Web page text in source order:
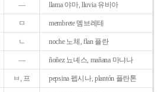
― llama 야마, lluvia 유비아
ㅁ membrete 멤브레테
ㄴ noche 노체, flan 플란
― ñoñez 뇨녜스, mañana 마냐나
ㅂ, 프 pepsina 펩시나, plantón 플란톤